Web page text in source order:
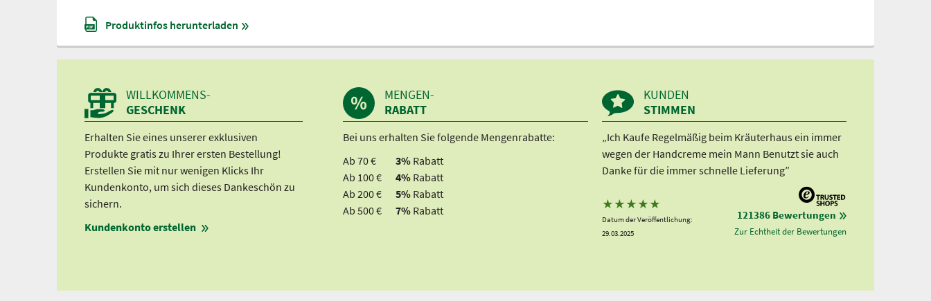
Produktinfos herunterladen
WILLKOMMENS-
GESCHENK
Erhalten Sie eines unserer exklusiven
Produkte gratis zu Ihrer ersten Bestellung!
Erstellen Sie mit nur wenigen Klicks Ihr
Kundenkonto, um sich dieses Dankeschön zu
sichern.
Kundenkonto erstellen
MENGEN-
RABATT
Bei uns erhalten Sie folgende Mengenrabatte:
Ab 70 €
3% Rabatt
Ab 100 €
4% Rabatt
Ab 200 €
5% Rabatt
Ab 500 €
7% Rabatt
KUNDEN
STIMMEN
„Ich Kaufe Regelmäßig beim Kräuterhaus ein immer
wegen der Handcreme mein Mann Benutzt sie auch
Danke für die immer schnelle Lieferung”
★ ★ ★ ★ ★
Datum der Veröffentlichung:
29.03.2025
121386 Bewertungen
Zur Echtheit der Bewertungen